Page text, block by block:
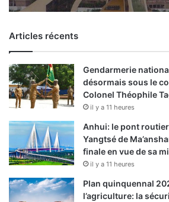
Articles récents
Gendarmerie
désormais sous le
Colonel Théophile
il y a 11 heures
Anhui: le pont
Yangtsé de
finale en vue de sa
il y a 11 heures
Plan quinquennal
l’agriculture: la